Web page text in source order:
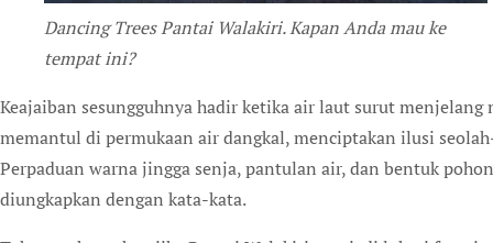
Dancing Trees Pantai Walakiri. Kapan Anda mau ke
tempat ini?
Keajaiban sesungguhnya hadir ketika air laut surut
memantul di permukaan air dangkal, menciptakan ilusi
Perpaduan warna jingga senja, pantulan air, dan bentuk
diungkapkan dengan kata-kata.